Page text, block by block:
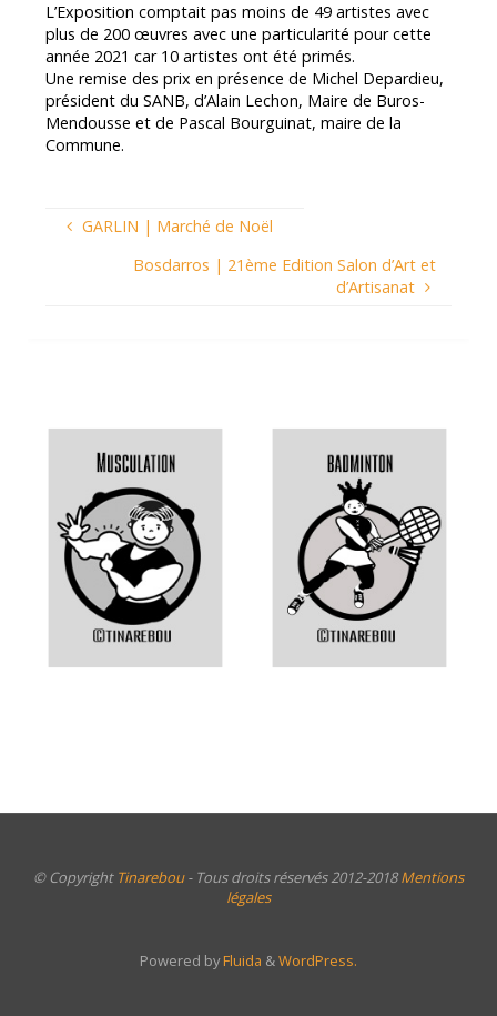
L’Exposition comptait pas moins de 49 artistes avec
plus de 200 œuvres avec une particularité pour cette
année 2021 car 10 artistes ont été primés.
Une remise des prix en présence de Michel Depardieu,
président du SANB, d’Alain Lechon, Maire de Buros-
Mendousse et de Pascal Bourguinat, maire de la
Commune.
GARLIN | Marché de Noël
Bosdarros | 21ème Edition Salon d’Art et
d’Artisanat
© Copyright Tinarebou- Tous droits réservés 2012-2018Mentions
légales
Powered byFluida &WordPress.